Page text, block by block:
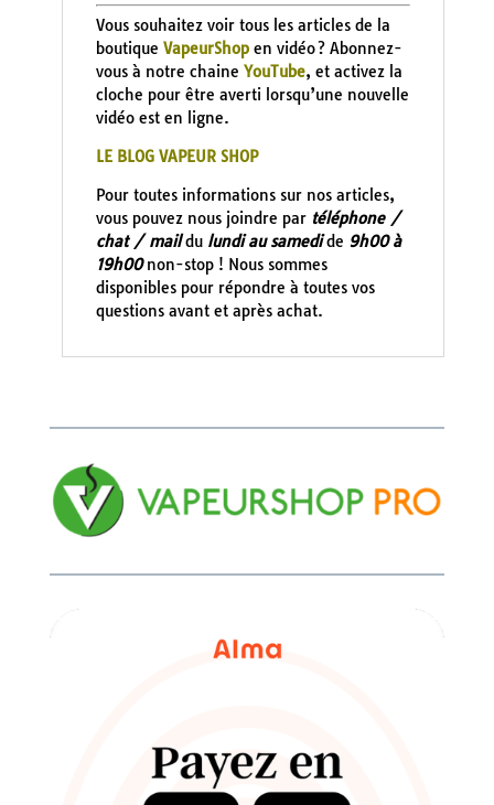
Vous souhaitez voir tous les articles de la
boutique VapeurShopen vidéo ? Abonnez-
vous à notre chaine YouTube, et activez la
cloche pour être averti lorsqu’une nouvelle
vidéo est en ligne.
LE BLOG VAPEUR SHOP
Pour toutes informations sur nos articles,
vous pouvez nous joindre par téléphone /
chat / maildu lundi au samedide 9h00 à
19h00non-stop ! Nous sommes
disponibles pour répondre à toutes vos
questions avant et après achat.